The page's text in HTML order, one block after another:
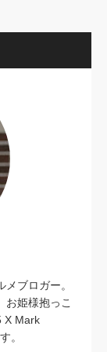
ブロガー。
お姫様抱っこ
X Mark
。